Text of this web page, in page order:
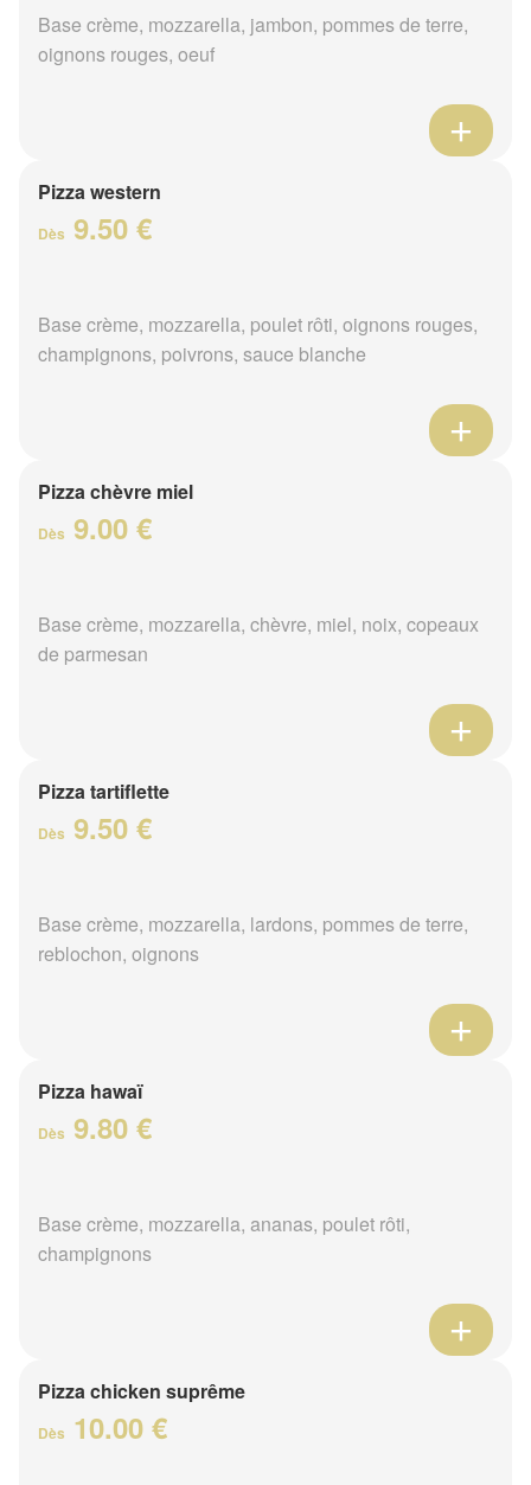
Base crème, mozzarella, jambon, pommes de terre,
oignons rouges, oeuf
Pizza western
Dès 9.50 €
Base crème, mozzarella, poulet rôti, oignons rouges,
champignons, poivrons, sauce blanche
Pizza chèvre miel
Dès 9.00 €
Base crème, mozzarella, chèvre, miel, noix, copeaux
de parmesan
Pizza tartiflette
Dès 9.50 €
Base crème, mozzarella, lardons, pommes de terre,
reblochon, oignons
Pizza hawaï
Dès 9.80 €
Base crème, mozzarella, ananas, poulet rôti,
champignons
Pizza chicken suprême
Dès 10.00 €